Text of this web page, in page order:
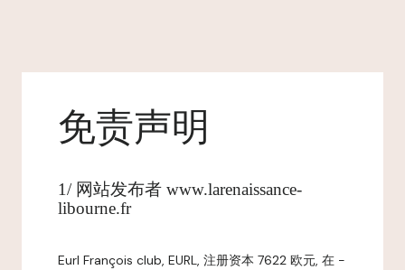
免责声明
1/ 网站发布者 www.larenaissance-
libourne.fr
Eurl François club, EURL, 注册资本 7622 欧元, 在 -